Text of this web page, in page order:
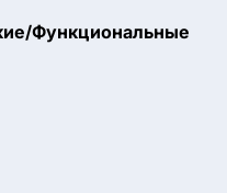
Функциональные